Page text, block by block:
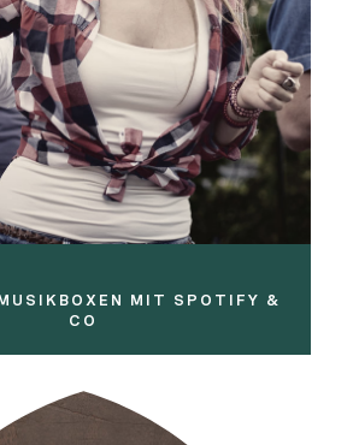
MIT SPOTIFY &
CO